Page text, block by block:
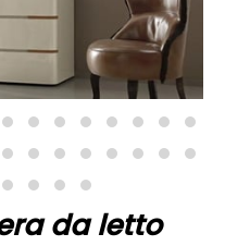
da letto